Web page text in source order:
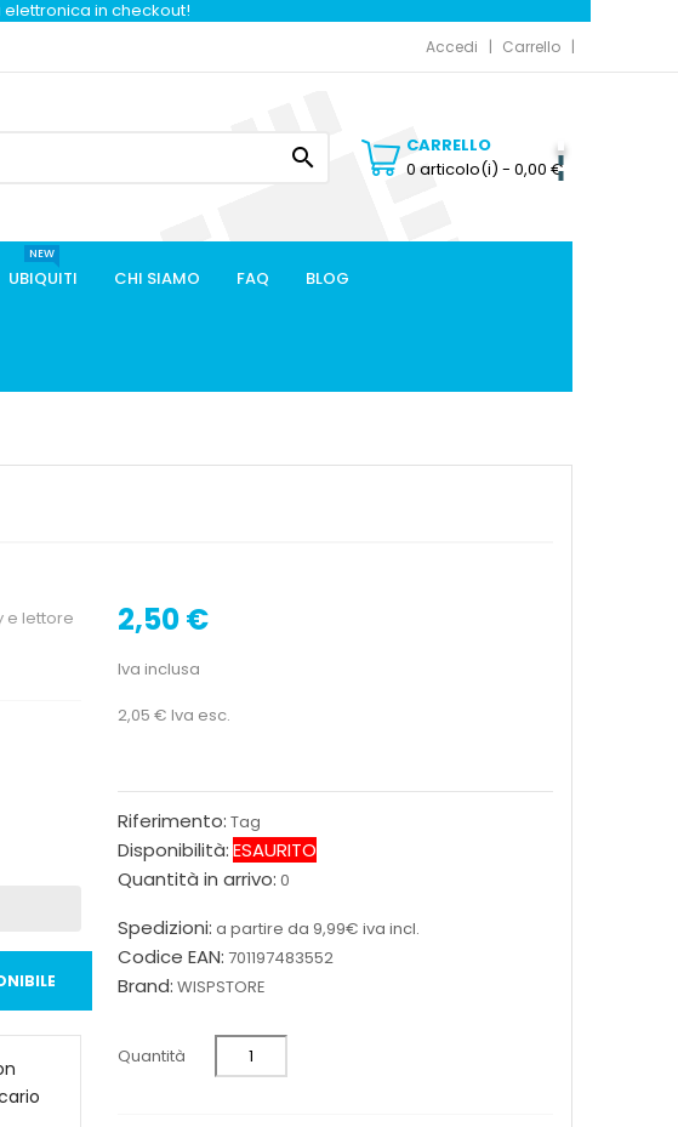
in checkout!
Accedi Carrello

CARRELLO
0 articolo(i) - 0,00 €
UBIQUITI
NEW
CHI SIAMO FAQ BLOG
2,50 €
Iva inclusa
2,05 € Iva esc.
Riferimento: Tag
Disponibilità:ESAURITO
Quantità in arrivo: 0
Spedizioni: a partire da 9,99€ iva incl.
Codice EAN: 701197483552
Brand: WISPSTORE
Quantità
e lettore